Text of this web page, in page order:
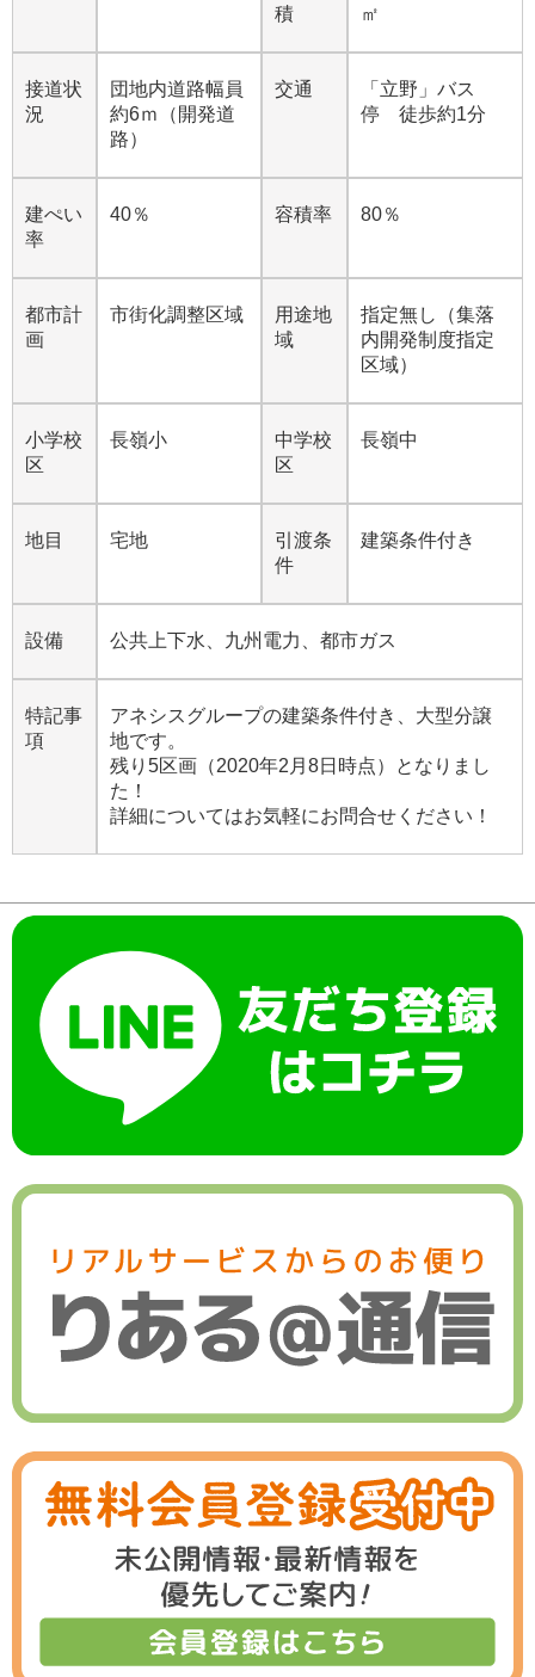
積
㎡
接道状
況
団地内道路幅員
約6ｍ（開発道
路）
交通
「立野」バス
停 徒歩約1分
建ぺい
率
40％ 容積率 80％
都市計
画
市街化調整区域
用途地
域
指定無し（集落
内開発制度指定
区域）
小学校
区
長嶺小
中学校
区
長嶺中
地目 宅地
引渡条
件
建築条件付き
設備 公共上下水、九州電力、都市ガス
特記事
項
アネシスグループの建築条件付き、大型分譲
地です。
残り5区画（2020年2月8日時点）となりまし
た！
詳細についてはお気軽にお問合せください！